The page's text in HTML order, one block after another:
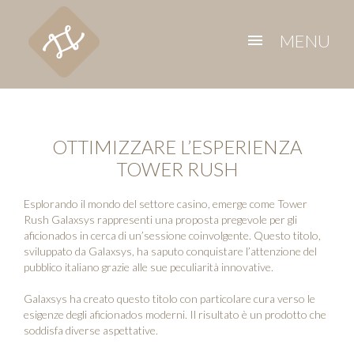
menu MENU
OTTIMIZZARE L’ESPERIENZA
TOWER RUSH
Esplorando il mondo del settore casino, emerge come Tower
Rush Galaxsys rappresenti una proposta pregevole per gli
aficionados in cerca di un’sessione coinvolgente. Questo titolo,
sviluppato da Galaxsys, ha saputo conquistare l’attenzione del
pubblico italiano grazie alle sue peculiarità innovative.
Galaxsys ha creato questo titolo con particolare cura verso le
esigenze degli aficionados moderni. Il risultato è un prodotto che
soddisfa diverse aspettative.